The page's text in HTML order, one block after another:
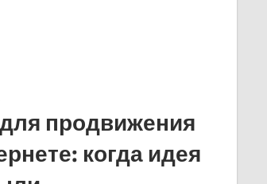
для продвижения
когда идея